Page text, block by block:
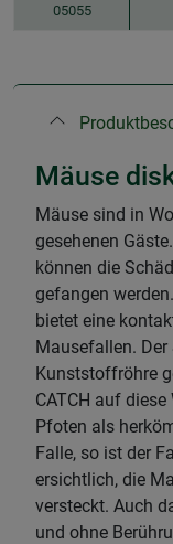
05055
Mäuse
Mäuse sind in
gesehenen
können die
gefangen
bietet eine
Mausefallen.
Kunststoffröhre
CATCH auf
Pfoten als
Falle, so ist der
ersichtlich, die
versteckt. Auch
und ohne